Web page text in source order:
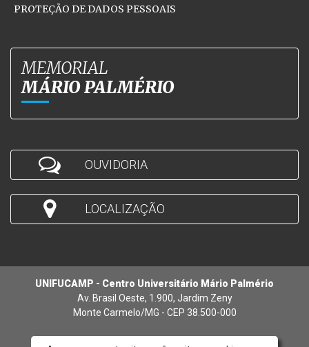
PROTEÇÃO DE DADOS PESSOAIS
MEMORIAL
MÁRIO PALMÉRIO
OUVIDORIA
LOCALIZAÇÃO
UNIFUCAMP - Centro Universitário Mário Palmério
Av. Brasil Oeste, 1.900, Jardim Zeny
Monte Carmelo/MG - CEP 38.500-000